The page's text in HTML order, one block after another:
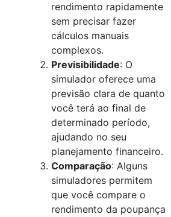
rendimento rapidamente
sem precisar fazer
cálculos manuais
complexos.
Previsibilidade: O
simulador oferece uma
previsão clara de quanto
você terá ao final de
determinado período,
ajudando no seu
planejamento financeiro.
Comparação: Alguns
simuladores permitem
que você compare o
rendimento da poupança